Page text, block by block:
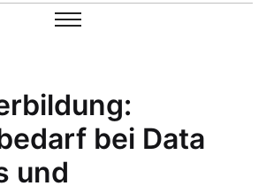
bei Data
und